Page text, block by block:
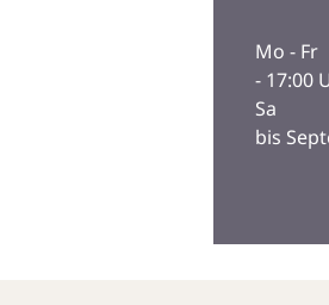
Mo - Fr
- 17:00
Sa
bis